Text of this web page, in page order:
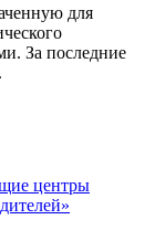
для
За последние
центры